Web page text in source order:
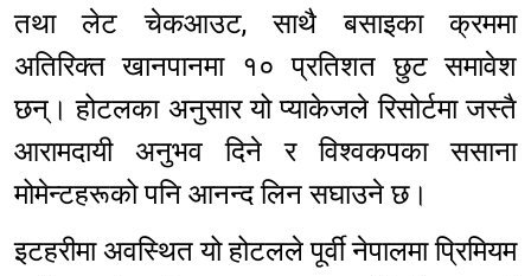
तथा लेट चेकआउट, साथै बसाइका क्रममा
अतिरिक्त खानपानमा १० प्रतिशत छुट समावेश
छन्। होटलका अनुसार यो प्याकेजले रिसोर्टमा जस्तै
आरामदायी अनुभव दिने र विश्वकपका ससाना
मोमेन्टहरूको पनि आनन्द लिन सघाउने छ।
इटहरीमा अवस्थित यो होटलले पूर्वी नेपालमा प्रिमियम